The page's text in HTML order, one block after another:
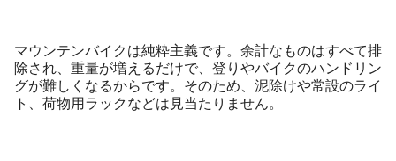
マウンテンバイクは純粋主義です。余計なものはすべて排
除され、重量が増えるだけで、登りやバイクのハンドリン
グが難しくなるからです。そのため、泥除けや常設のライ
ト、荷物用ラックなどは見当たりません。